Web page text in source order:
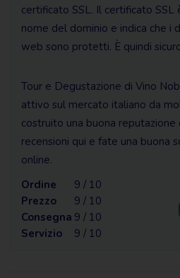
certificato SSL. Il certificato SSL
nome del dominio e indica che i
web sono protetti. È quindi
Tour e Degustazione di Vino
attivo sul mercato italiano da
costruito una buona
recensioni qui e fate una buona
online.
Ordine
9 / 10
Prezzo
9 / 10
Consegna 9 / 10
Servizio
9 / 10